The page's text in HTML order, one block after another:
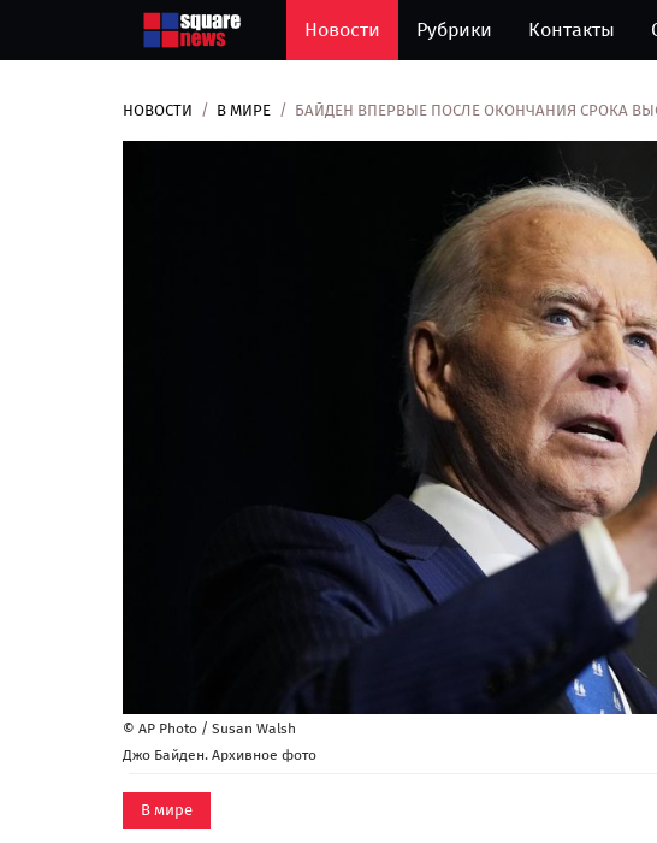
Новости Рубрики Контакты
НОВОСТИ В МИРЕ БАЙДЕН ВПЕРВЫЕ ПОСЛЕ ОКОНЧАНИЯ СРОКА
© AP Photo / Susan Walsh
Джо Байден. Архивное фото
В мире